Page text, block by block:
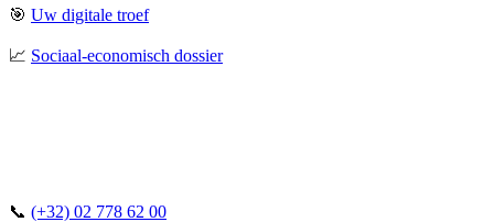
🎯 Uw digitale troef
📈 Sociaal-economisch dossier
📞 (+32) 02 778 62 00